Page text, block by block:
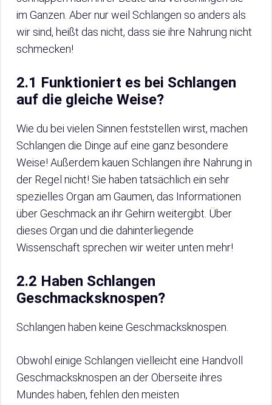
im Ganzen. Aber nur weil Schlangen so anders als
wir sind, heißt das nicht, dass sie ihre Nahrung nicht
schmecken!
2.1 Funktioniert es bei Schlangen
auf die gleiche Weise?
Wie du bei vielen Sinnen feststellen wirst, machen
Schlangen die Dinge auf eine ganz besondere
Weise! Außerdem kauen Schlangen ihre Nahrung in
der Regel nicht! Sie haben tatsächlich ein sehr
spezielles Organ am Gaumen, das Informationen
über Geschmack an ihr Gehirn weitergibt. Über
dieses Organ und die dahinterliegende
Wissenschaft sprechen wir weiter unten mehr!
2.2 Haben Schlangen
Geschmacksknospen?
Schlangen haben keine Geschmacksknospen.
Obwohl einige Schlangen vielleicht eine Handvoll
Geschmacksknospen an der Oberseite ihres
Mundes haben, fehlen den meisten